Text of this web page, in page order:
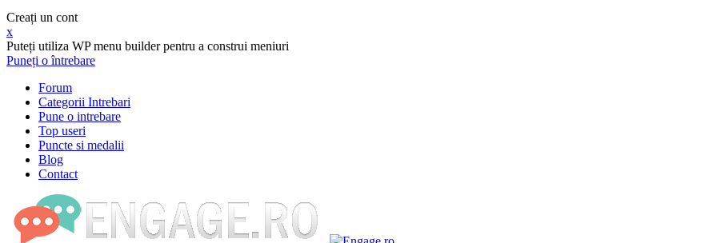
Creați un cont
x
Puteți utiliza WP menu builder pentru a construi meniuri
Puneți o întrebare
Forum
Categorii Intrebari
Pune o intrebare
Top useri
Puncte si medalii
Blog
Contact